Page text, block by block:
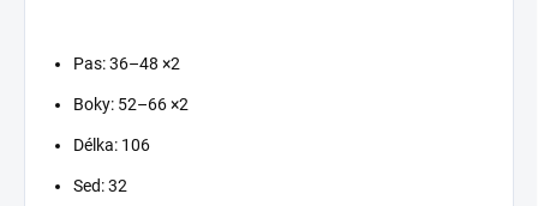
Pas: 36–48 ×2
Boky: 52–66 ×2
Délka: 106
Sed: 32